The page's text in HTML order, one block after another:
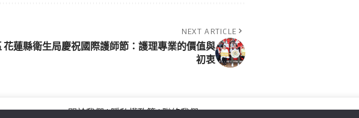
NEXT ARTICLE
花蓮縣衛生局慶祝國際護師節：護理專業的價值與
初衷
關於我們 隱私權政策 聯絡我們